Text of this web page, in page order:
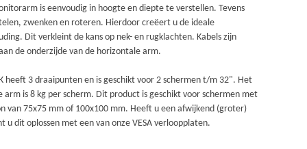
is eenvoudig in hoogte en diepte te verstellen. Tevens
zwenken en roteren. Hierdoor creëert u de ideale
Dit verkleint de kans op nek- en rugklachten. Kabels zijn
de onderzijde van de horizontale arm.
heeft 3 draaipunten en is geschikt voor 2 schermen t/m 32". Het
arm is 8 kg per scherm. Dit product is geschikt voor schermen met
van 75x75 mm of 100x100 mm. Heeft u een afwijkend (groter)
u dit oplossen met een van onze VESA verloopplaten.